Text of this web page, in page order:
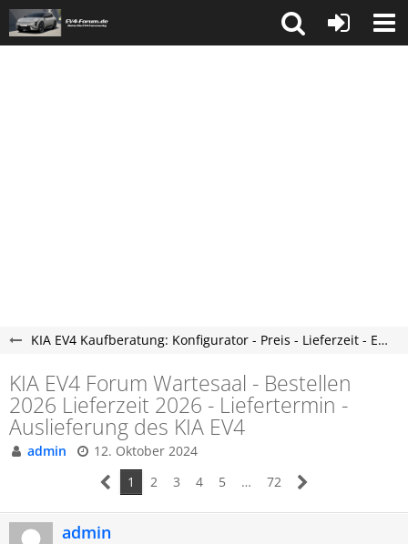
KIA EV4 Kaufberatung: Konfigurator - Preis - Lieferzeit - EV4 Forum
KIA EV4 Forum Wartesaal - Bestellen
2026 Lieferzeit 2026 - Liefertermin -
Auslieferung des KIA EV4
admin
12. Oktober 2024
1
2 3 4 5 … 72
admin